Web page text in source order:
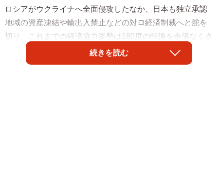
ロシアがウクライナへ全面侵攻したなか、日本も独立承認
地域の資産凍結や輸出入禁止などの対ロ経済制裁へと舵を
切り、これまでの経済協力姿勢は180度の転換を余儀なくさ
れています。ロシアビジネスを展開する日本企業でも、影
響は避けられない情勢となっています。
続きを読む